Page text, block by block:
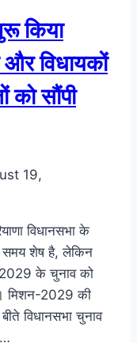
किया
विधायकों
को सौंपी
19,
विधानसभा के
समय शेष है, लेकिन
2029 के चुनाव को
मिशन-2029 की
विधानसभा चुनाव